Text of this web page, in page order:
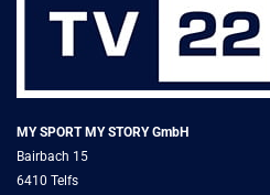
MY SPORT MY STORY GmbH
Bairbach 15
6410 Telfs